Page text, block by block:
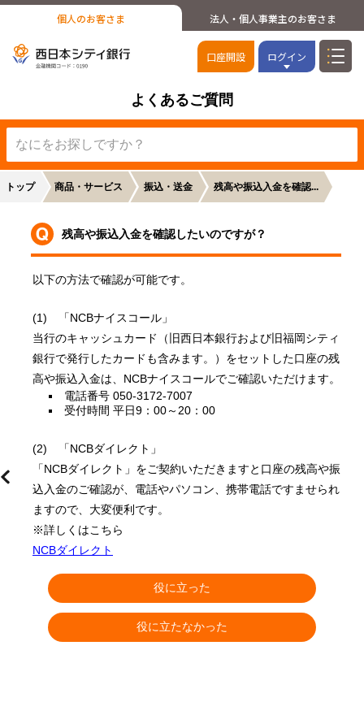
個人のお客さま 法人・個人事業主のお客さま
口座開設 ログイン
よくあるご質問
トップ 商品・サービス 振込・送金 残高や振込入金を確認...
残高や振込入金を確認したいのですが？
以下の方法で確認が可能です。
(1)　「NCBナイスコール」
当行のキャッシュカード（旧西日本銀行および旧福岡シティ
銀行で発行したカードも含みます。）をセットした口座の残
電話番号 050-3172-7007
受付時間 平日9：00～20：00
(2)　「NCBダイレクト」
「NCBダイレクト」をご契約いただきますと口座の残高や振
込入金のご確認が、電話やパソコン、携帯電話ですませられ
ますので、大変便利です。
※詳しくはこちら
NCBダイレクト
役に立った
役に立たなかった